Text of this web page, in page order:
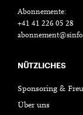
Abonnemente:
+41 41 226 05 28
NÜTZLICHES
Sponsoring &
Über uns